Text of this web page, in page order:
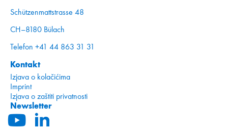
Schützenmattstrasse 48
CH–8180 Bülach
Telefon +41 44 863 31 31
Kontakt
Izjava o kolačićima
Imprint
Izjava o zaštiti privatnosti
Newsletter